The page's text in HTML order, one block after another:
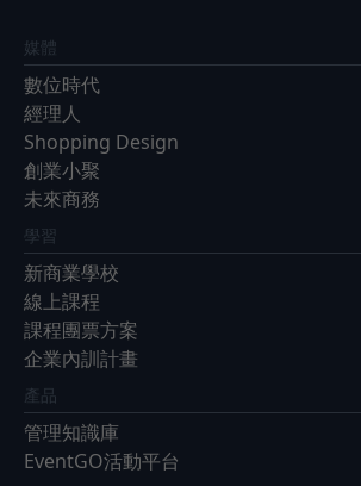
媒體
數位時代
經理人
Shopping Design
創業小聚
未來商務
學習
新商業學校
線上課程
課程團票方案
企業內訓計畫
產品
管理知識庫
EventGO活動平台